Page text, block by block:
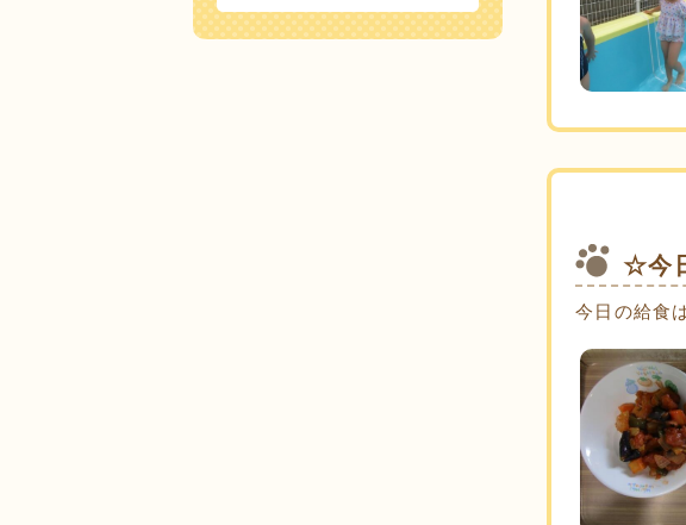
☆今
今日の給食